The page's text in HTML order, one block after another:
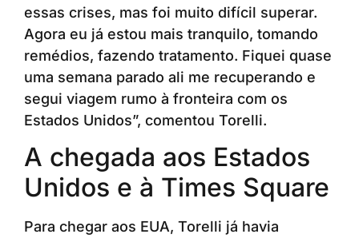
essas crises, mas foi muito difícil superar.
Agora eu já estou mais tranquilo, tomando
remédios, fazendo tratamento. Fiquei quase
uma semana parado ali me recuperando e
segui viagem rumo à fronteira com os
Estados Unidos”, comentou Torelli.
A chegada aos Estados
Unidos e à Times Square
Para chegar aos EUA, Torelli já havia